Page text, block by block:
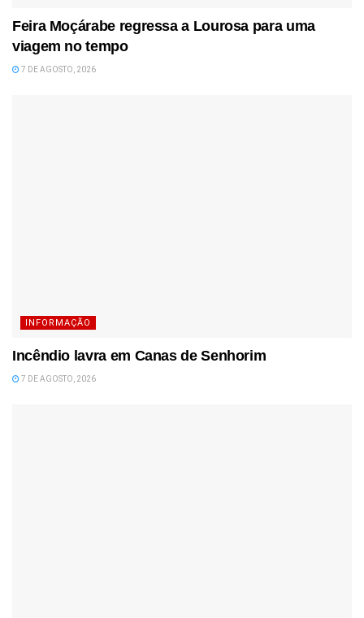
Feira Moçárabe regressa a Lourosa para uma
viagem no tempo
7 DE AGOSTO, 2026
INFORMAÇÃO
Incêndio lavra em Canas de Senhorim
7 DE AGOSTO, 2026